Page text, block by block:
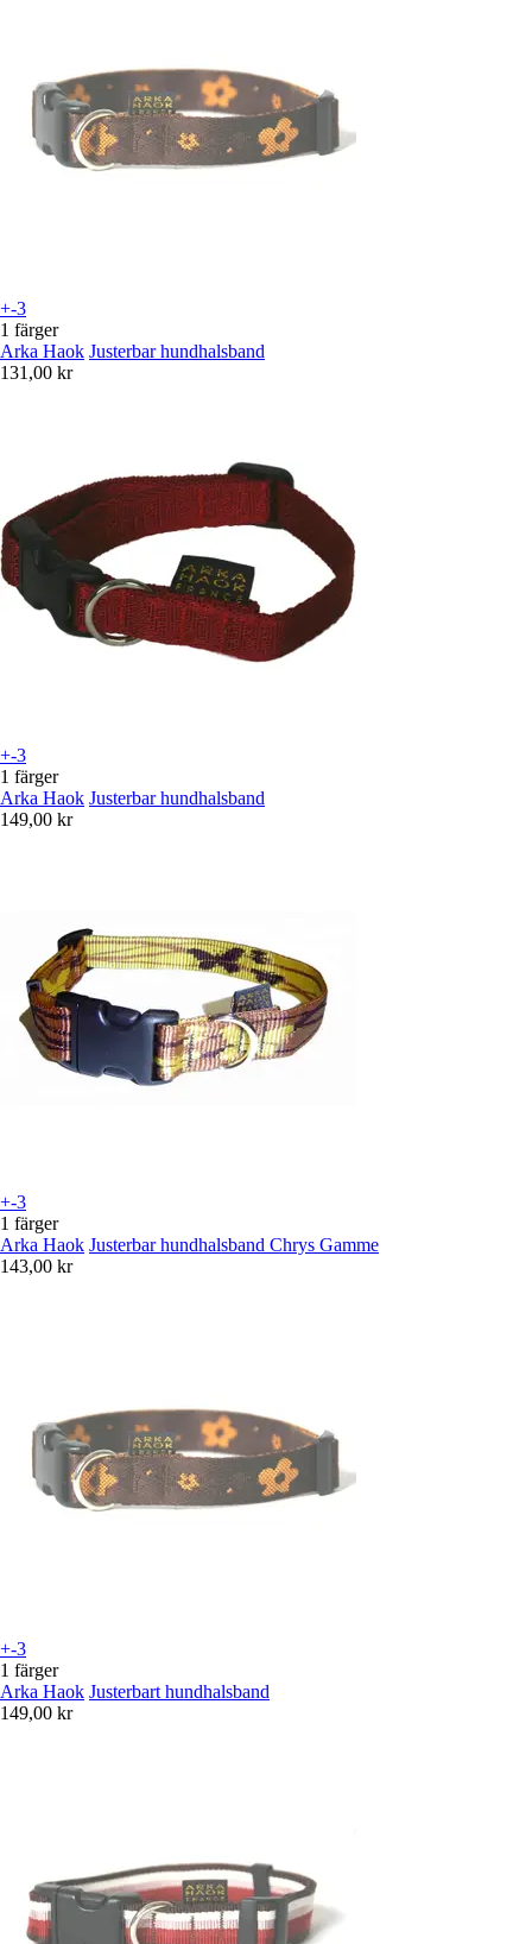
+-3
1 färger
Arka Haok Justerbar hundhalsband
131,00 kr
+-3
1 färger
Arka Haok Justerbar hundhalsband
149,00 kr
+-3
1 färger
Arka Haok Justerbar hundhalsband Chrys Gamme
143,00 kr
+-3
1 färger
Arka Haok Justerbart hundhalsband
149,00 kr